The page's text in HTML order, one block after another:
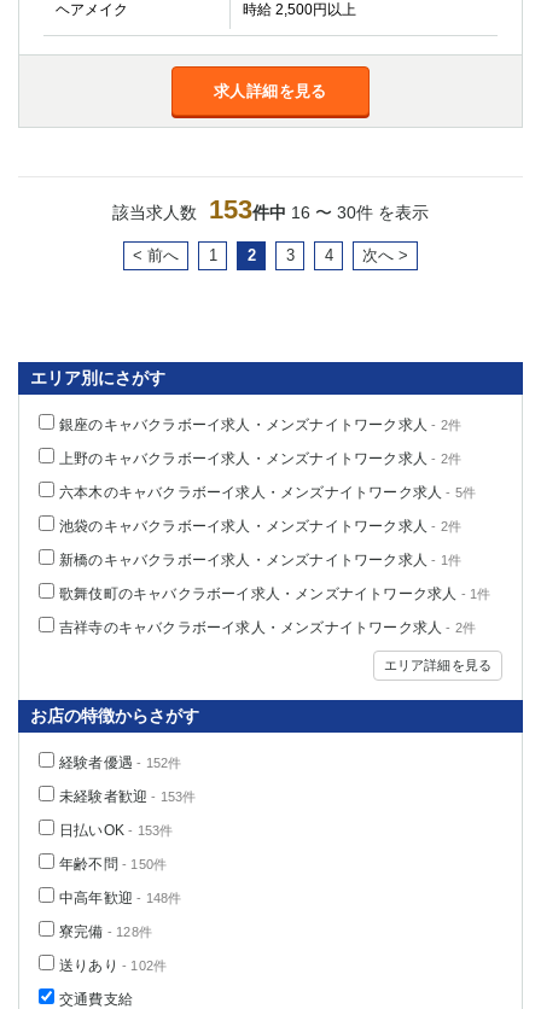
ヘアメイク 時給 2,500円以上
求人詳細を見る
該当求人数 153件中 16 〜 30件 を表示
< 前へ 1 2 3 4 次へ >
エリア別にさがす
銀座のキャバクラボーイ求人・メンズナイトワーク求人 - 2件
上野のキャバクラボーイ求人・メンズナイトワーク求人 - 2件
六本木のキャバクラボーイ求人・メンズナイトワーク求人 - 5件
池袋のキャバクラボーイ求人・メンズナイトワーク求人 - 2件
新橋のキャバクラボーイ求人・メンズナイトワーク求人 - 1件
歌舞伎町のキャバクラボーイ求人・メンズナイトワーク求人 - 1件
吉祥寺のキャバクラボーイ求人・メンズナイトワーク求人 - 2件
エリア詳細を見る
お店の特徴からさがす
経験者優遇 - 152件
未経験者歓迎 - 153件
日払いOK - 153件
年齢不問 - 150件
中高年歓迎 - 148件
寮完備 - 128件
送りあり - 102件
交通費支給